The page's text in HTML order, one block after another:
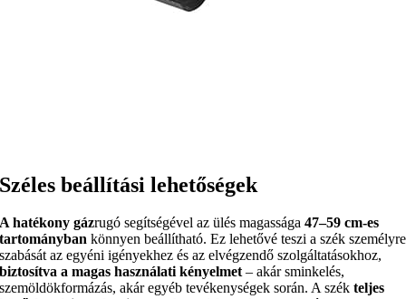
Széles beállítási lehetőségek
A hatékony gázrugó segítségével az ülés magassága47–59 cm-es
tartományban könnyen beállítható. Ez lehetővé teszi a szék személyre
szabását az egyéni igényekhez és az elvégzendő szolgáltatásokhoz,
biztosítva a magas használati kényelmet– akár sminkelés,
szemöldökformázás, akár egyéb tevékenységek során. A székteljes